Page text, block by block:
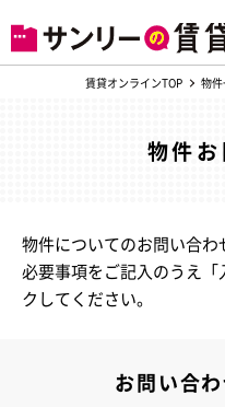
賃貸オンラインTOP 物
物件
物件についてのお問い合わ
必要事項をご記入のうえ
クしてください。
お問い合